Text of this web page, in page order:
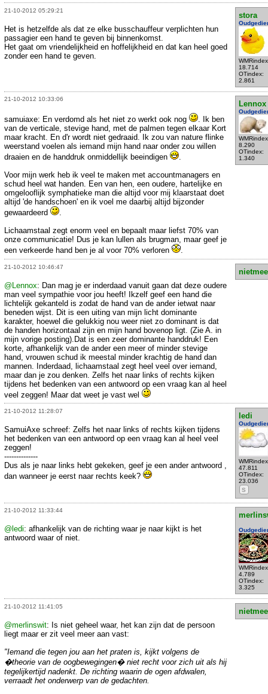
21-10-2012 05:29:21
stora
18.714
OTindex:
2.861
Het is hetzelfde als dat ze elke busschauffeur verplichten hun
passagier een hand te geven bij binnenkomst.
Het gaat om vriendelijkheid en hoffelijkheid en dat kan heel goed
zonder een hand te geven.
21-10-2012 10:33:06
Lennox
8.290
OTindex:
1.340
samuiaxe: En verdomd als het niet zo werkt ook nog
. Ik ben
van de verticale, stevige hand, met de palmen tegen elkaar Kort
maar kracht. En d'r wordt niet gedraaid. Ik zou van nature flinke
weerstand voelen als iemand mijn hand naar onder zou willen
draaien en de handdruk onmiddellijk beeindigen
.
Voor mijn werk heb ik veel te maken met accountmanagers en
schud heel wat handen. Een van hen, een oudere, hartelijke en
omgelooflijk symphatieke man die altijd voor mij klaarstaat doet
altijd 'de handschoen' en ik voel me daarbij altijd bijzonder
gewaardeerd
.
Lichaamstaal zegt enorm veel en bepaalt maar liefst 70% van
onze communicatie! Dus je kan lullen als brugman, maar geef je
een verkeerde hand ben je al voor 70% verloren
.
21-10-2012 10:46:47
@Lennox: Dan mag je er inderdaad vanuit gaan dat deze oudere
man veel sympathie voor jou heeft! Ikzelf geef een hand die
lichtelijk gekanteld is zodat de hand van de ander ietwat naar
beneden wijst. Dit is een uiting van mijn licht dominante
karakter, hoewel die gelukkig nou weer niet zo dominant is dat
de handen horizontaal zijn en mijn hand bovenop ligt. (Zie A. in
mijn vorige posting).Dat is een zeer dominante handdruk! Een
korte, afhankelijk van de ander een meer of minder stevige
hand, vrouwen schud ik meestal minder krachtig de hand dan
mannen. Inderdaad, lichaamstaal zegt heel veel over iemand,
maar dan je zou denken. Zelfs het naar links of rechts kijken
tijdens het bedenken van een antwoord op een vraag kan al heel
veel zeggen! Maar dat weet je vast wel
21-10-2012 11:28:07
ledi
47.811
OTindex:
23.036
S
SamuiAxe schreef: Zelfs het naar links of rechts kijken tijdens
het bedenken van een antwoord op een vraag kan al heel veel
zeggen!
--------------
Dus als je naar links hebt gekeken, geef je een ander antwoord ,
dan wanneer je eerst naar rechts keek?
21-10-2012 11:33:44
4.789
OTindex:
3.325
@ledi: afhankelijk van de richting waar je naar kijkt is het
antwoord waar of niet.
21-10-2012 11:41:05
@merlinswit: Is niet geheel waar, het kan zijn dat de persoon
liegt maar er zit veel meer aan vast:
"Iemand die tegen jou aan het praten is, kijkt volgens de
�theorie van de oogbewegingen� niet recht voor zich uit als hij
tegelijkertijd nadenkt. De richting waarin de ogen afdwalen,
verraadt het onderwerp van de gedachten.